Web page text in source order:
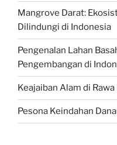
Mangrove Darat:
Dilindungi di Indonesia
Pengenalan Lahan
Pengembangan di
Keajaiban Alam di
Pesona Keindahan